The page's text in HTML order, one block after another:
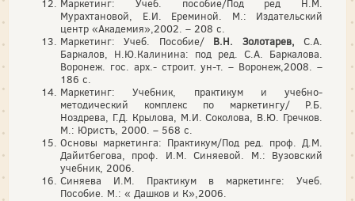
Маркетинг: Учеб. пособие/Под ред Н.М.
Мурахтановой, Е.И. Ереминой. М.: Издательский
центр «Академия»,2002. – 208 с.
Маркетинг: Учеб. Пособие/ В.Н. Золотарев,С.А.
Баркалов, Н.Ю.Калинина: под ред. С.А. Баркалова.
Воронеж. гос. арх.- строит. ун-т. – Воронеж,2008. –
186 с.
Маркетинг: Учебник, практикум и учебно-
методический комплекс по маркетингу/ Р.Б.
Ноздрева, Г.Д. Крылова, М.И. Соколова, В.Ю. Гречков.
М.: Юристъ, 2000. – 568 с.
Основы маркетинга: Практикум/Под ред. проф. Д.М.
Дайитбегова, проф. И.М. Синяевой. М.: Вузовский
учебник, 2006.
Синяева И.М. Практикум в маркетинге: Учеб.
Пособие. М.: « Дашков и К»,2006.